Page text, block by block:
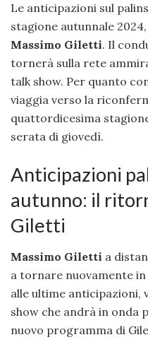
Le anticipazioni sul
stagione autunnale
Massimo Giletti. Il
tornerà sulla rete
talk show. Per quanto
viaggia verso la
quattordicesima
serata di giovedì.
Anticipazioni
autunno: il
Giletti
Massimo Giletti a
a tornare nuovamente
alle ultime anticipazioni,
show che andrà in onda
nuovo programma di